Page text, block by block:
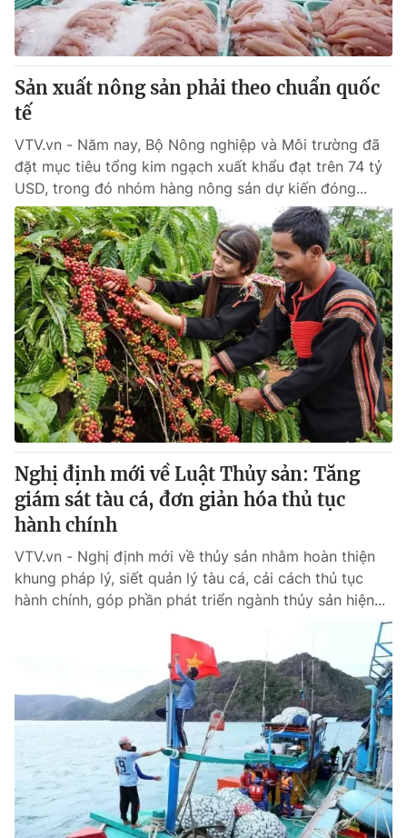
Sản xuất nông sản phải theo chuẩn quốc
tế
VTV.vn - Năm nay, Bộ Nông nghiệp và Môi trường đã
đặt mục tiêu tổng kim ngạch xuất khẩu đạt trên 74 tỷ
USD, trong đó nhóm hàng nông sản dự kiến đóng...
Nghị định mới về Luật Thủy sản: Tăng
giám sát tàu cá, đơn giản hóa thủ tục
hành chính
VTV.vn - Nghị định mới về thủy sản nhằm hoàn thiện
khung pháp lý, siết quản lý tàu cá, cải cách thủ tục
hành chính, góp phần phát triển ngành thủy sản hiện...